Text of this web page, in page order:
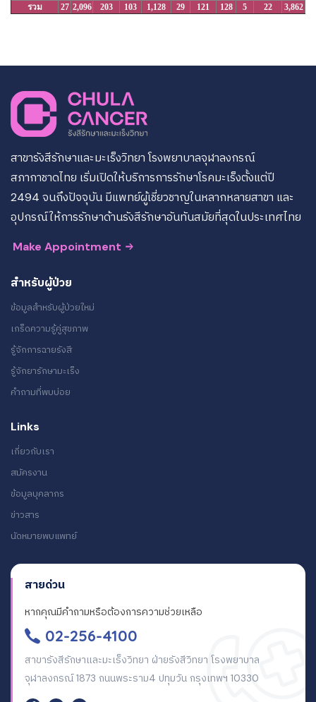
รวม
27 2,096 203 103 1,128 29 121 128 5 22 3,862
สาขารังสีรักษาและมะเร็งวิทยา โรงพยาบาลจุฬาลงกรณ์
สภากาชาดไทย เริ่มเปิดให้บริการการรักษาโรคมะเร็งตั้งแต่ปี
2494 จนถึงปัจจุบัน มีแพทย์ผู้เชี่ยวชาญในหลากหลายสาขา และ
อุปกรณ์ให้การรักษาด้านรังสีรักษาอันทันสมัยที่สุดในประเทศไทย
Make Appointment
สำหรับผู้ป่วย
ข้อมูลสำหรับผู้ป่วยใหม่
เกร็ดความรู้คู่สุขภาพ
รู้จักการฉายรังสี
รู้จักยารักษามะเร็ง
คำถามที่พบบ่อย
Links
เกี่ยวกับเรา
สมัครงาน
ข้อมูลบุคลากร
ข่าวสาร
นัดหมายพบแพทย์
สายด่วน
หากคุณมีคำถามหรือต้องการความช่วยเหลือ
02-256-4100
สาขารังสีรักษาและมะเร็งวิทยา ฝ่ายรังสีวิทยา โรงพยาบาล
จุฬาลงกรณ์ 1873 ถนนพระราม4 ปทุมวัน กรุงเทพฯ 10330